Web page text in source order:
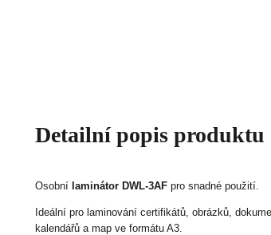
Detailní popis produktu
Osobní laminátor DWL-3AF pro snadné použití.
Ideální pro laminování certifikátů, obrázků,
kalendářů a map ve formátu A3.